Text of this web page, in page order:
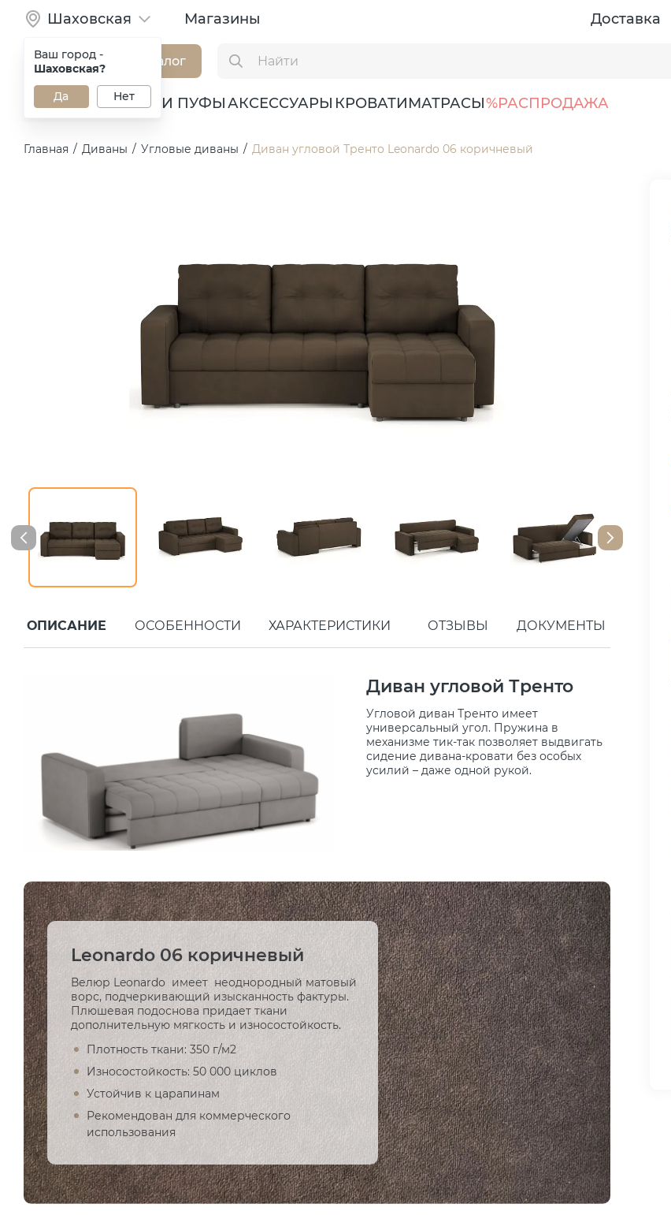
Шаховская
Ваш город -
Шаховская?
Да
Нет
Магазины Доставка
Каталог
ДИВАНЫ КРЕСЛА И ПУФЫАКСЕССУАРЫ КРОВАТИМАТРАСЫ%РАСПРОДАЖА
Главная / Диваны / Угловые диваны / Диван угловой Тренто Leonardo 06 коричневый
ОПИСАНИЕ ОСОБЕННОСТИ ХАРАКТЕРИСТИКИ ОТЗЫВЫ ДОКУМЕНТЫ
Диван угловой Тренто
Угловой диван Тренто имеет
универсальный угол. Пружина в
механизме тик-так позволяет выдвигать
сидение дивана-кровати без особых
усилий – даже одной рукой.
Leonardo 06 коричневый
Велюр Leonardo имеет неоднородный матовый
ворс, подчеркивающий изысканность фактуры.
Плюшевая подоснова придает ткани
дополнительную мягкость и износостойкость.
Плотность ткани: 350 г/м2
Износостойкость: 50 000 циклов
Устойчив к царапинам
Рекомендован для коммерческого
использования